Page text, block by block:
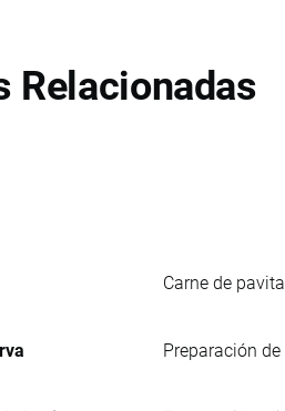
Relacionadas
Carne de
Preparación